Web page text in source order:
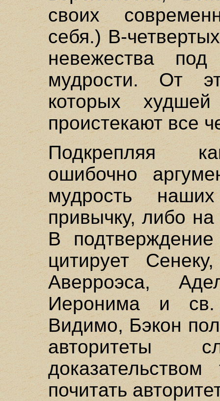
своих
себя.) В-
невежества
мудрости. От
которых худшей
проистекают все
Подкрепляя
ошибочно
мудрость
привычку, либо
В
цитирует
Аверроэса,
Иеронима и св.
Видимо, Бэкон
авторитеты
почитать